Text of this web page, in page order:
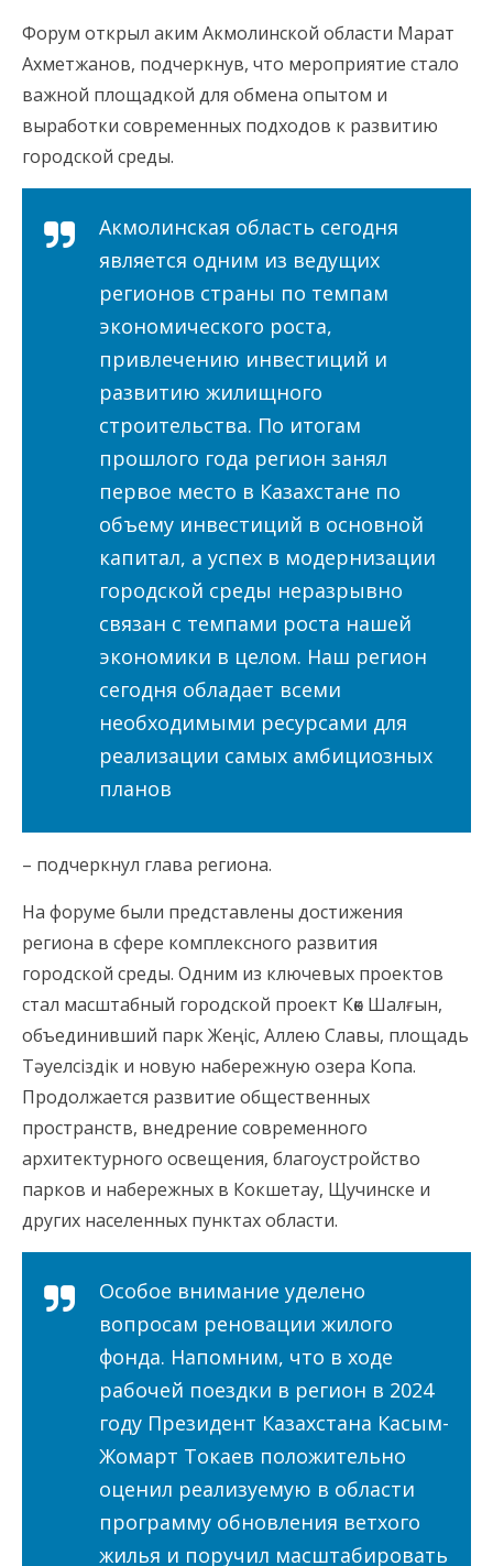
Форум открыл аким Акмолинской области Марат
Ахметжанов, подчеркнув, что мероприятие стало
важной площадкой для обмена опытом и
выработки современных подходов к развитию
городской среды.
Акмолинская область сегодня
является одним из ведущих
регионов страны по темпам
экономического роста,
привлечению инвестиций и
развитию жилищного
строительства. По итогам
прошлого года регион занял
первое место в Казахстане по
объему инвестиций в основной
капитал, а успех в модернизации
городской среды неразрывно
связан с темпами роста нашей
экономики в целом. Наш регион
сегодня обладает всеми
необходимыми ресурсами для
реализации самых амбициозных
планов
– подчеркнул глава региона.
На форуме были представлены достижения
региона в сфере комплексного развития
городской среды. Одним из ключевых проектов
стал масштабный городской проект Көк Шалғын,
объединивший парк Жеңіс, Аллею Славы, площадь
Тәуелсіздік и новую набережную озера Копа.
Продолжается развитие общественных
пространств, внедрение современного
архитектурного освещения, благоустройство
парков и набережных в Кокшетау, Щучинске и
других населенных пунктах области.
Особое внимание уделено
вопросам реновации жилого
фонда. Напомним, что в ходе
рабочей поездки в регион в 2024
году Президент Казахстана Касым-
Жомарт Токаев положительно
оценил реализуемую в области
программу обновления ветхого
жилья и поручил масштабировать